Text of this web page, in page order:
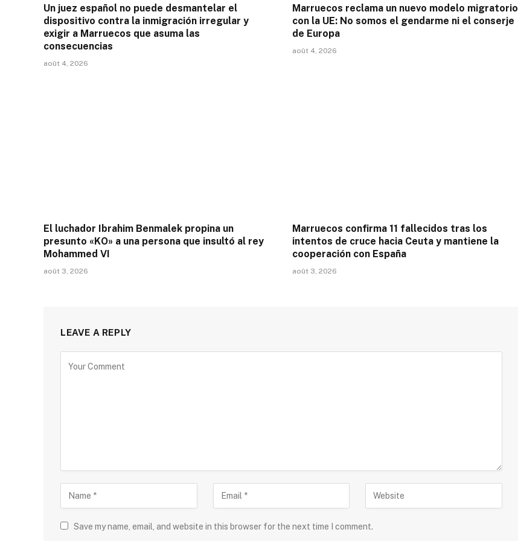
Un juez español no puede desmantelar el
dispositivo contra la inmigración irregular y
exigir a Marruecos que asuma las
consecuencias
août 4, 2026
Marruecos reclama un nuevo modelo migratorio
con la UE: No somos el gendarme ni el conserje
de Europa
août 4, 2026
El luchador Ibrahim Benmalek propina un
presunto «KO» a una persona que insultó al rey
Mohammed VI
août 3, 2026
Marruecos confirma 11 fallecidos tras los
intentos de cruce hacia Ceuta y mantiene la
cooperación con España
août 3, 2026
LEAVE A REPLY
Save my name, email, and website in this browser for the next time I comment.